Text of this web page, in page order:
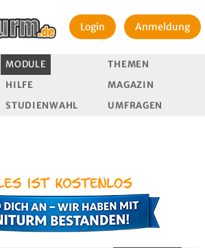
Login Anmeldung
MODULE
THEMEN
HILFE
MAGAZIN
STUDIENWAHL UMFRAGEN